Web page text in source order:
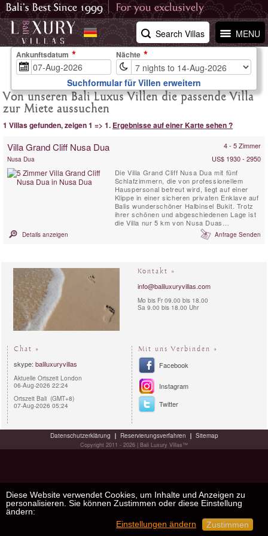
MENU
Search Villas
Von unseren Bali Luxus Villen die passende Villa
zur Miete aussuchen
1 Villas gefunden, zeigen 1 => 1. Ergebnisse auf einer Karte sehen ?
Villa Grand Cliff Nusa Dua 4 - 5 Zimmer
Nusa Dua
US$ 1930 - 2950
Die Villa Grand Cliff Nusa Dua mit fünf
Schlafzimmern, die von professionellem
Hauspersonal betreut wird, liegt auf einer
Klippe in einer sicheren privaten Enklave auf
Balis wunderschöner Halbinsel Bukit. Trotz
ihrer schönen und abgeschiedenen Lage ist
die Villa nur 5 km von Nusa Duas
Geschäften, Restaurants, Golf- und
Wassersportaktivitäten entfernt, die alle mit
Details anzeigen Anfrage Senden
Kontakt »
info@baliluxuryvillas.com
Mo bis Fr 09.00 bis 18.00
Sa 9.00 bis 18.00 Uhr
Chat »
skype: baliluxuryvillas
Aktuelle Ortszeit London
06-Aug-2026 22:24
Ortszeit Bali (GMT+8)
07-Aug-2026 05:24
Mit uns Verbinden »
Facebook
Instagram
Twitter
Datenschutzerklärung Reservierungsverfahren Sitemap
Copyright 2011 - 2026 | Bali Luxury Villas™
Ankunftsdatum Nächte
Suchformular für Villen erweitern
Diese Website verwendet Cookies, um Inhalte und Anzeigen zu
personalisieren. Sie können Zustimmen oder diese Einstellung
ändern:
Einstellungen ändern
Zustimmen